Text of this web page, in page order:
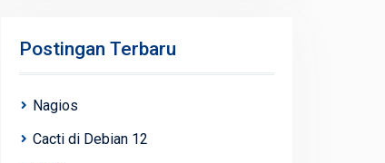
Postingan Terbaru
Nagios
Cacti di Debian 12